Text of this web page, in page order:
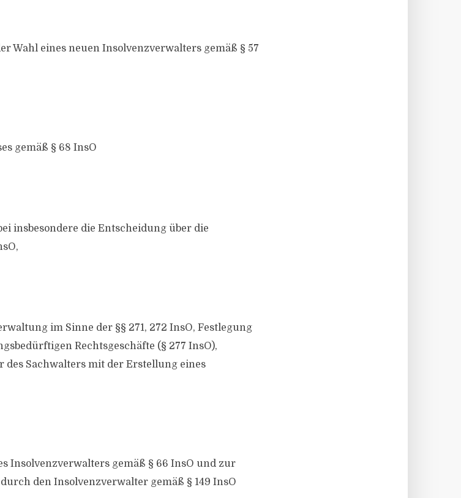
Wahl eines neuen Insolvenzverwalters gemäß § 57
gemäß § 68 InsO
insbesondere die Entscheidung über die
im Sinne der §§ 271, 272 InsO, Festlegung
Rechtsgeschäfte (§ 277 InsO),
Sachwalters mit der Erstellung eines
Insolvenzverwalters gemäß § 66 InsO und zur
den Insolvenzverwalter gemäß § 149 InsO